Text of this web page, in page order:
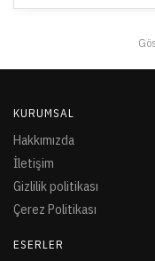
KURUMSAL
Hakkımızda
İletişim
Gizlilik politikası
Çerez Politikası
ESERLER